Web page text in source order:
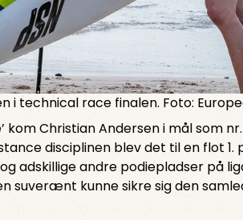
i technical race finalen. Foto:
kom Christian Andersen i mål som
disciplinen blev det til en flot
adskillige andre podiepladser på
suverænt kunne sikre sig den